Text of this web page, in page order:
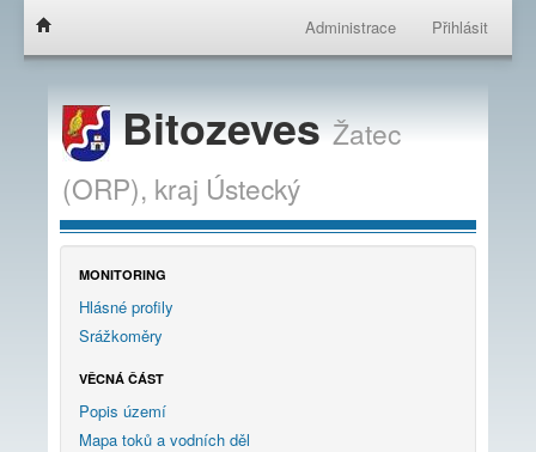
Administrace Přihlásit
BitozevesŽatec
(ORP), kraj Ústecký
MONITORING
Hlásné profily
Srážkoměry
VĚCNÁ ČÁST
Popis území
Mapa toků a vodních děl